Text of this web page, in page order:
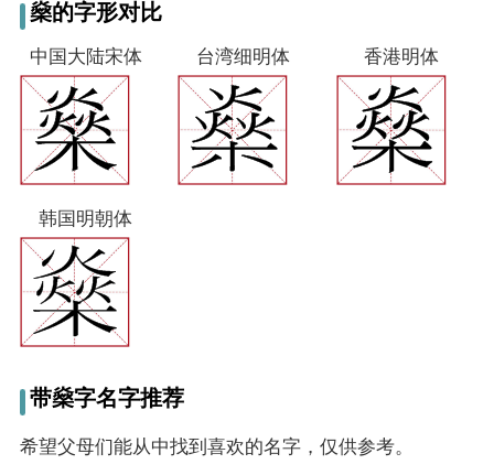
燊的字形对比
中国大陆宋体 台湾细明体 香港明体
韩国明朝体
带燊字名字推荐
希望父母们能从中找到喜欢的名字，仅供参考。